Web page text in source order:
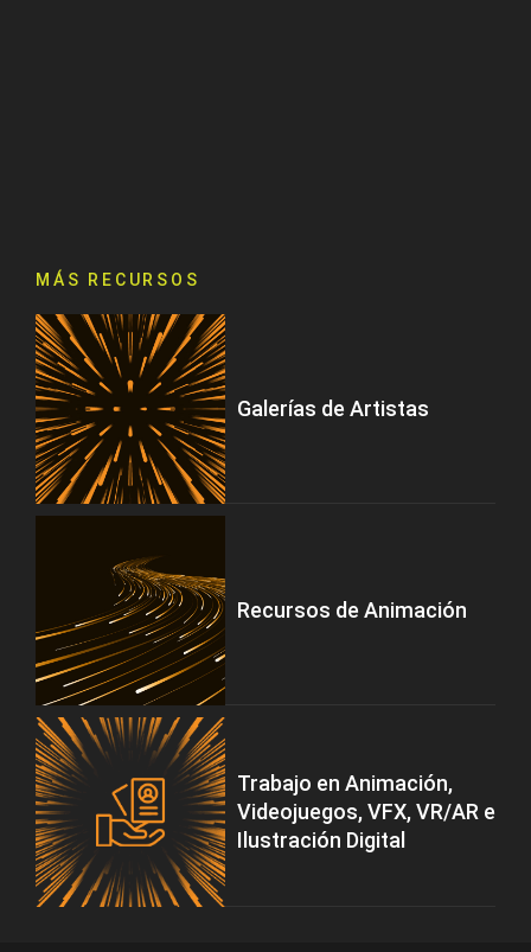
MÁS RECURSOS
Galerías de Artistas
Recursos de Animación
Trabajo en Animación,
Videojuegos, VFX, VR/AR e
Ilustración Digital